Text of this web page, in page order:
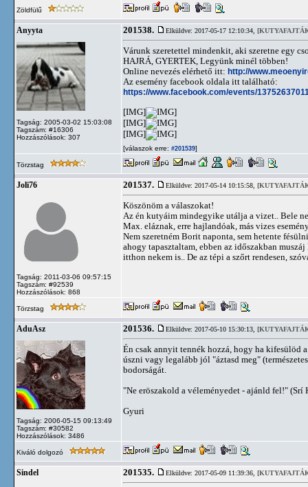
Zöldfülű
Anyyta
Tagság: 2005-03-02 15:03:08
Tagszám: #16306
Hozzászólások: 307
201538. Elküldve: 2017-05-17 12:10:34,
Várunk szeretettel mindenkit, aki szeretne egy
HAJRÁ, GYERTEK, Legyünk minél többen!
Online nevezés elérhető itt: http://
Az esemény facebook oldala itt található:
https://www.facebook.com/events/
[IMG]
[IMG]
[IMG]
[válaszok erre: #201539]
Törzstag
Joli76
Tagság: 2011-03-06 09:57:15
Tagszám: #92539
Hozzászólások: 868
201537. Elküldve: 2017-05-14 10:15:58,
Köszönöm a válaszokat!
Az én kutyáim mindegyike utálja a vizet.. Bele
Max. eláznak, erre hajlandóak, más vizes
Nem szeretném Borit naponta, sem hetente
ahogy tapasztaltam, ebben az időszakban
itthon nekem is.. De az tépi a szőrt rendesen,
Törzstag
AduAsz
Tagság: 2006-05-15 09:13:49
Tagszám: #30582
Hozzászólások: 3486
201536. Elküldve: 2017-05-10 15:30:13,
Én csak annyit tennék hozzá, hogy ha kifesülöd
úszni vagy legalább jól "áztasd meg"
bodorságát.
"Ne eröszakold a véleményedet - ajánld fel!" (Srí
Gyuri
Kiváló dolgozó
Sindel 201535. Elküldve: 2017-05-09 11:39:36,